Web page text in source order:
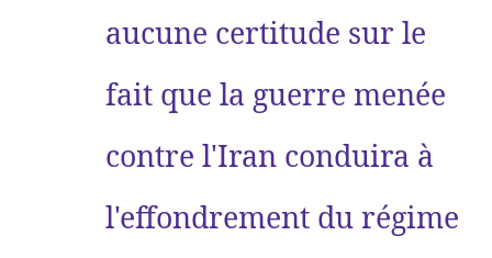
aucune certitude sur le
fait que la guerre menée
contre l'Iran conduira à
l'effondrement du régime